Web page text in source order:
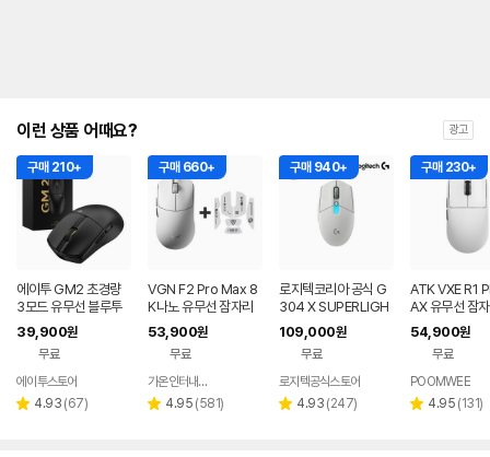
이런 상품 어때요? 광고
구매 210+
에이투 GM2 초경량
3모드 유무선 블루투
스 게이밍 마우스 노트
북 컴퓨터 FPS 발로란
39,900원
무료
에이투스토어
별 4.93 리
(67)
구매 660+
VGN F2 Pro Max 8
K나노 유무선 잠자리
게이밍 마우스 화이트
53,900원
무료
페이
가온인터내셔날
별 4.95 리
(581)
구매 940+
로지텍코리아 공식 G
304 X SUPERLIGH
T 게이밍 마우스 화이
트
109,000원
무료
로지텍공식스토어
별 4.93 리
(247)
구매 230+
ATK VXE R1
AX 유무선 잠
이밍 마우스 화
54,900원
무료
POOMWEE
별 4.95 리
(131)